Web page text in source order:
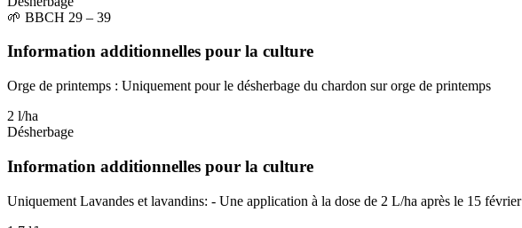
🌱 BBCH 29 – 39
Information additionnelles pour la culture
Orge de printemps : Uniquement pour le désherbage du chardon sur orge de printemps
2 l/ha
Désherbage
Information additionnelles pour la culture
Uniquement Lavandes et lavandins: - Une application à la dose de 2 L/ha après le 15 février